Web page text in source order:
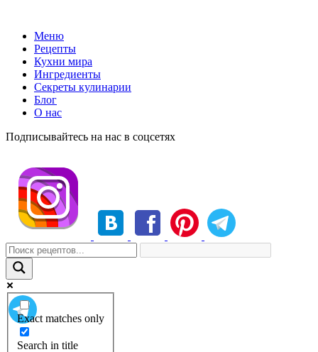
Меню
Рецепты
Кухни мира
Ингредиенты
Секреты кулинарии
Блог
О нас
Подписывайтесь на нас в соцсетях
Exact matches only
Search in title